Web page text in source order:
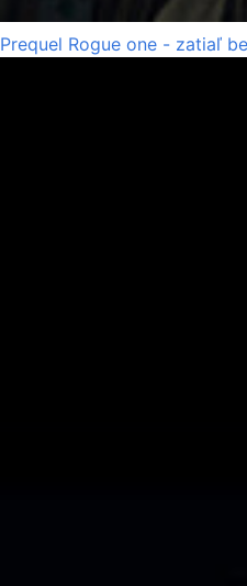
Prequel Rogue one - zatiaľ